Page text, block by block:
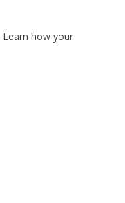
Learn how your